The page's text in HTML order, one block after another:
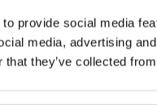
provide social media
media, advertising
they’ve collected
για την υγεία του